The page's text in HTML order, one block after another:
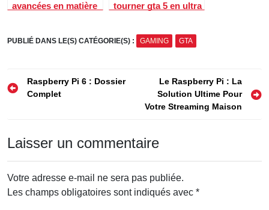
avancées en matière
gaz domotique
tourner gta 5 en ultra
PUBLIÉ DANS LE(S) CATÉGORIE(S) : GAMING GTA
Navigation
Raspberry Pi 6 : Dossier
Complet
Le Raspberry Pi : La
Solution Ultime Pour
Votre Streaming Maison
Laisser un commentaire
Votre adresse e-mail ne sera pas publiée.
Les champs obligatoires sont indiqués avec *